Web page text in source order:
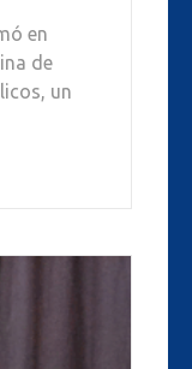
en
de
un